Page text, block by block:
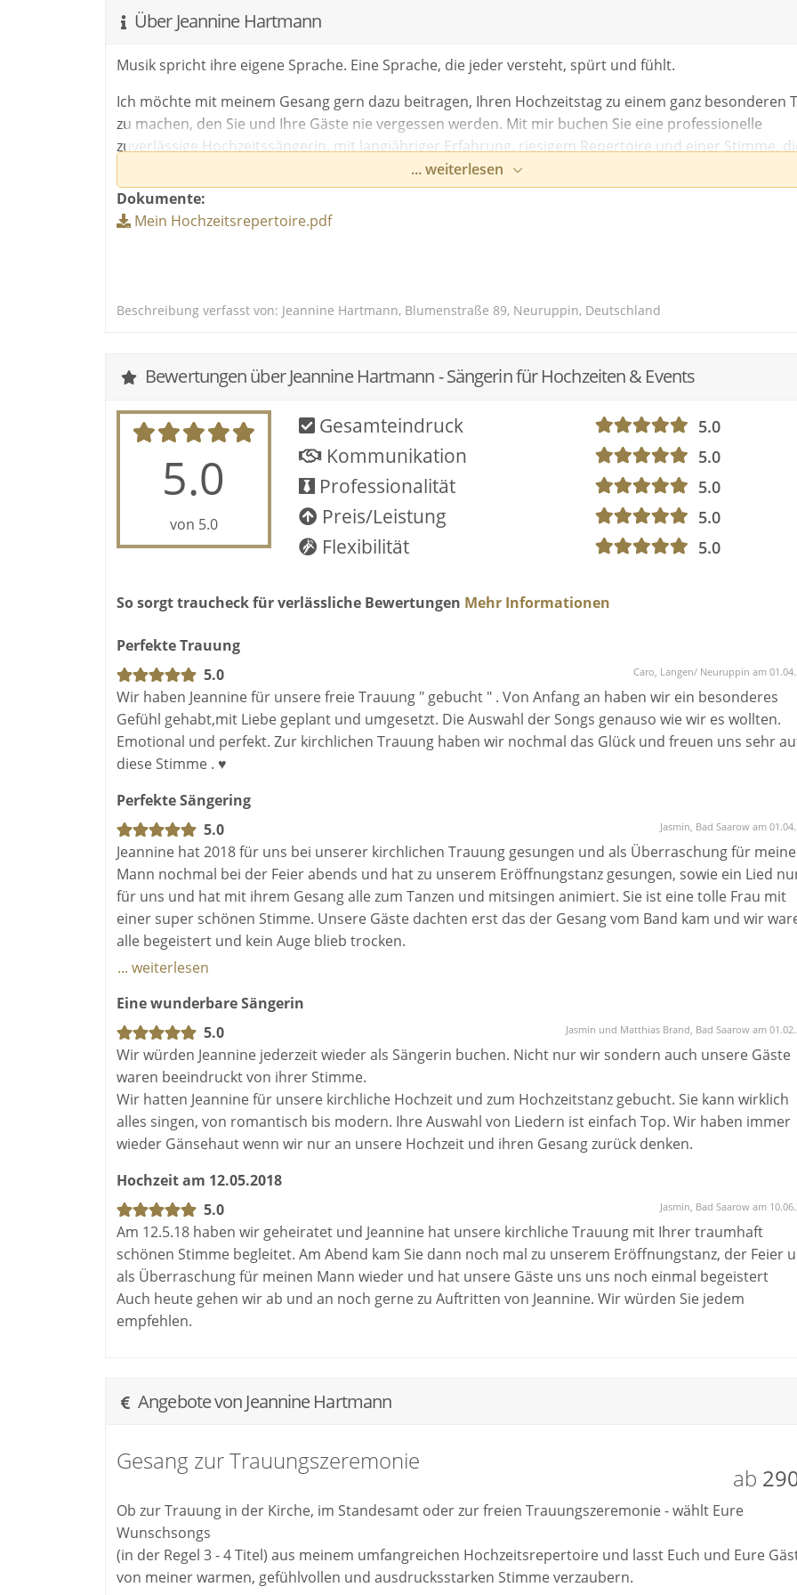
Über Jeannine Hartmann
Musik spricht ihre eigene Sprache. Eine Sprache, die jeder versteht, spürt und fühlt.
Ich möchte mit meinem Gesang gern dazu beitragen, Ihren Hochzeitstag zu einem ganz besonderen
zu machen, den Sie und Ihre Gäste nie vergessen werden. Mit mir buchen Sie eine professionelle
zuverlässige Hochzeitssängerin, mit langjähriger Erfahrung, riesigem Repertoire und einer Stimme,
Ob zur Trauung in der Kirche, im Standesamt oder zur freien Trauungszeremonie - wählen Sie Ihre
nicht aufgelistet sein, werde ich es nach Möglichkeit gern für Sie einstudieren.
zur ewigen Erinnerung an diesen ganz besonderen Moment.
So schwärmen Hochzeitspaare:
"Eine Stimme, die unter die Haut und direkt ins Herz geht..."
"Ein mega großes Repertoire - da fällt die Auswahl nicht leicht"
"Gänsehaut pur bei allen Gästen und Tränen der Rührung in den Augen meines Mannes!"
+++ Wichtige Informationen bzgl. der Stornoregelungen während der Corona-Pandemie:
Sofern behördliche Auflagen die Veranstaltung untersagen oder der Gesang in den Räumlichkeiten
Gewalt" KEINE STORNOKOSTEN zu leisten. Dies wird bei der Buchung vertraglich fixiert, sodass für die
... weiterlesen
Dokumente:
Mein Hochzeitsrepertoire.pdf
Beschreibung verfasst von: Jeannine Hartmann, Blumenstraße 89, Neuruppin, Deutschland
Bewertungen über Jeannine Hartmann - Sängerin für Hochzeiten & Events
5.0
von 5.0
Gesamteindruck 5.0
Kommunikation 5.0
Professionalität 5.0
Preis/Leistung 5.0
Flexibilität 5.0
So sorgt traucheck für verlässliche Bewertungen Mehr Informationen
Perfekte Trauung
5.0
Caro, Langen/ Neuruppin am
Wir haben Jeannine für unsere freie Trauung " gebucht " . Von Anfang an haben wir ein besonderes
Gefühl gehabt,mit Liebe geplant und umgesetzt. Die Auswahl der Songs genauso wie wir es wollten.
Emotional und perfekt. Zur kirchlichen Trauung haben wir nochmal das Glück und freuen uns sehr
diese Stimme . ♥️
Perfekte Sängering
5.0
Jasmin, Bad Saarow am
Jeannine hat 2018 für uns bei unserer kirchlichen Trauung gesungen und als Überraschung für
Mann nochmal bei der Feier abends und hat zu unserem Eröffnungstanz gesungen, sowie ein Lied
für uns und hat mit ihrem Gesang alle zum Tanzen und mitsingen animiert. Sie ist eine tolle Frau mit
einer super schönen Stimme. Unsere Gäste dachten erst das der Gesang vom Band kam und wir
alle begeistert und kein Auge blieb trocken.
Jeannine hat 2020 zur Taufe unserer Tochter gesungen. Und wir würden sie immer wieder beauftragen
Also wenn ihr jemanden mit einer unbeschreiblichen Stimme sucht der herzlich ist, dann seit ihr bei
Jeannine richtig!!
... weiterlesen
Eine wunderbare Sängerin
5.0
Jasmin und Matthias Brand, Bad Saarow am
Wir würden Jeannine jederzeit wieder als Sängerin buchen. Nicht nur wir sondern auch unsere Gäste
waren beeindruckt von ihrer Stimme.
Wir hatten Jeannine für unsere kirchliche Hochzeit und zum Hochzeitstanz gebucht. Sie kann wirklich
alles singen, von romantisch bis modern. Ihre Auswahl von Liedern ist einfach Top. Wir haben immer
wieder Gänsehaut wenn wir nur an unsere Hochzeit und ihren Gesang zurück denken.
Hochzeit am 12.05.2018
5.0
Jasmin, Bad Saarow am
Am 12.5.18 haben wir geheiratet und Jeannine hat unsere kirchliche Trauung mit Ihrer traumhaft
schönen Stimme begleitet. Am Abend kam Sie dann noch mal zu unserem Eröffnungstanz, der Feier
als Überraschung für meinen Mann wieder und hat unsere Gäste uns uns noch einmal begeistert
Auch heute gehen wir ab und an noch gerne zu Auftritten von Jeannine. Wir würden Sie jedem
empfehlen.
Angebote von Jeannine Hartmann
Gesang zur Trauungszeremonie
ab
Ob zur Trauung in der Kirche, im Standesamt oder zur freien Trauungszeremonie - wählt Eure
Wunschsongs
(in der Regel 3 - 4 Titel) aus meinem umfangreichen Hochzeitsrepertoire und lasst Euch und Eure
von meiner warmen, gefühlvollen und ausdrucksstarken Stimme verzaubern.